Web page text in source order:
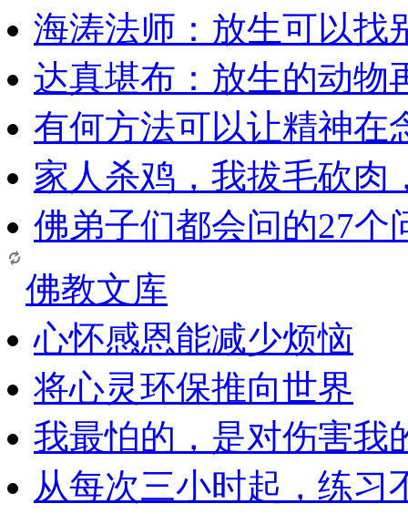
海涛法师：放生可以找
达真堪布：放生的动物
有何方法可以让精神在
家人杀鸡，我拔毛砍肉
佛弟子们都会问的27个
佛教文库
心怀感恩能减少烦恼
将心灵环保推向世界
我最怕的，是对伤害我
从每次三小时起，练习